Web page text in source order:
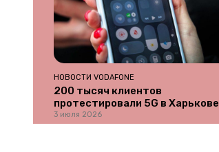
НОВОСТИ VODAFONE
200 тысяч клиентов
протестировали 5G в Харькове
3 июля 2026